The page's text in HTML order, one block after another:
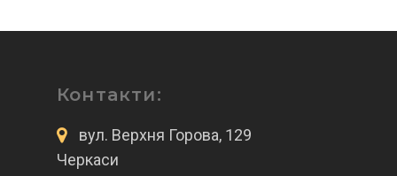
Контакти:
вул. Верхня Горова, 129
Черкаси